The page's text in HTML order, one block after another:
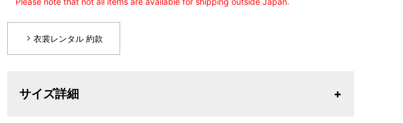
衣裳レンタル 約款
サイズ詳細